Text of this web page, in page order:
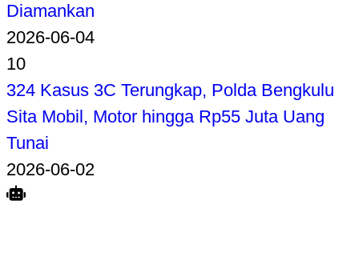
Diamankan
2026-06-04
10
324 Kasus 3C Terungkap, Polda Bengkulu
Sita Mobil, Motor hingga Rp55 Juta Uang
Tunai
2026-06-02